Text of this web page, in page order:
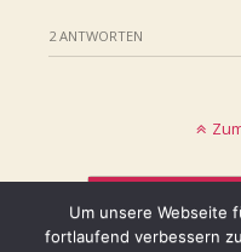
2 ANTWORTEN
Mobil
©
Um unsere Webseite
fortlaufend verbessern